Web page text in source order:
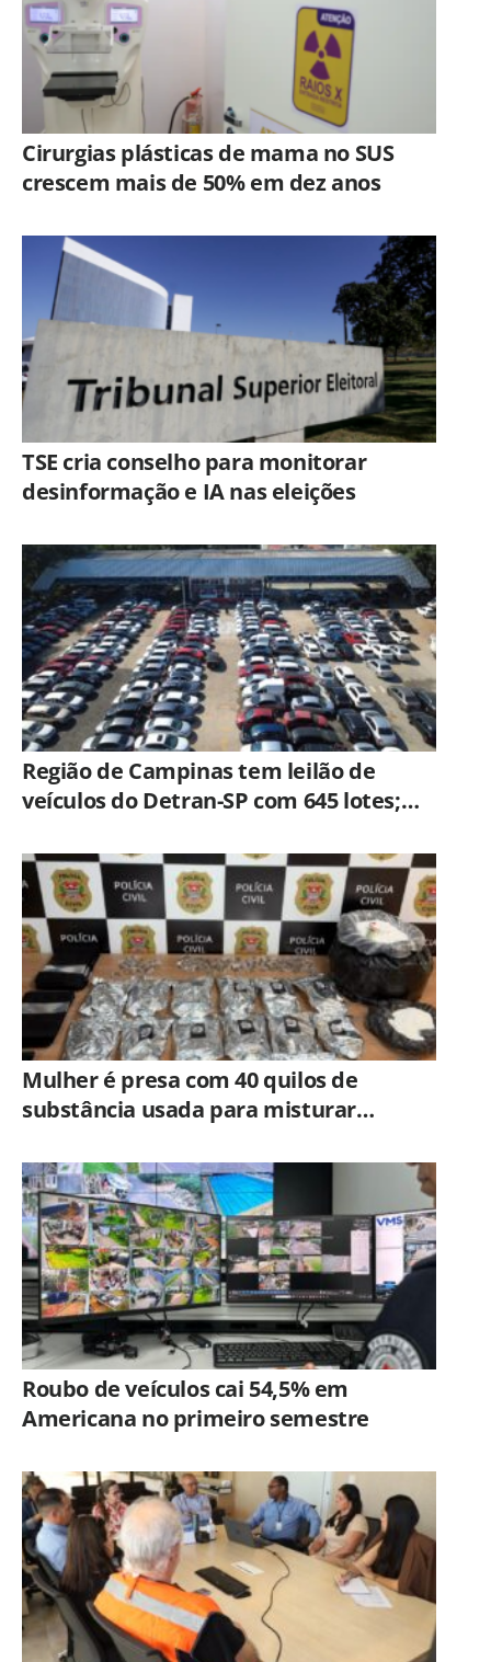
Cirurgias plásticas de mama no SUS
crescem mais de 50% em dez anos
TSE cria conselho para monitorar
desinformação e IA nas eleições
Região de Campinas tem leilão de
veículos do Detran-SP com 645 lotes;
Mulher é presa com 40 quilos de
substância usada para misturar
Piracicaba
Roubo de veículos cai 54,5% em
Americana no primeiro semestre